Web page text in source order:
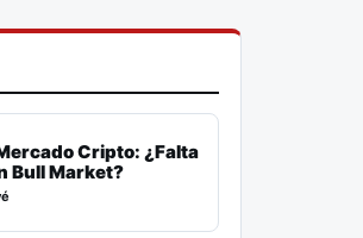
Cripto: ¿Falta
Bull Market?